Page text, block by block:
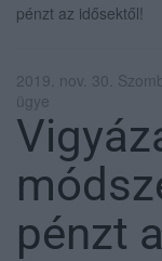
pénzt az idősektől!
2019. nov. 30.
ügye
pénzt